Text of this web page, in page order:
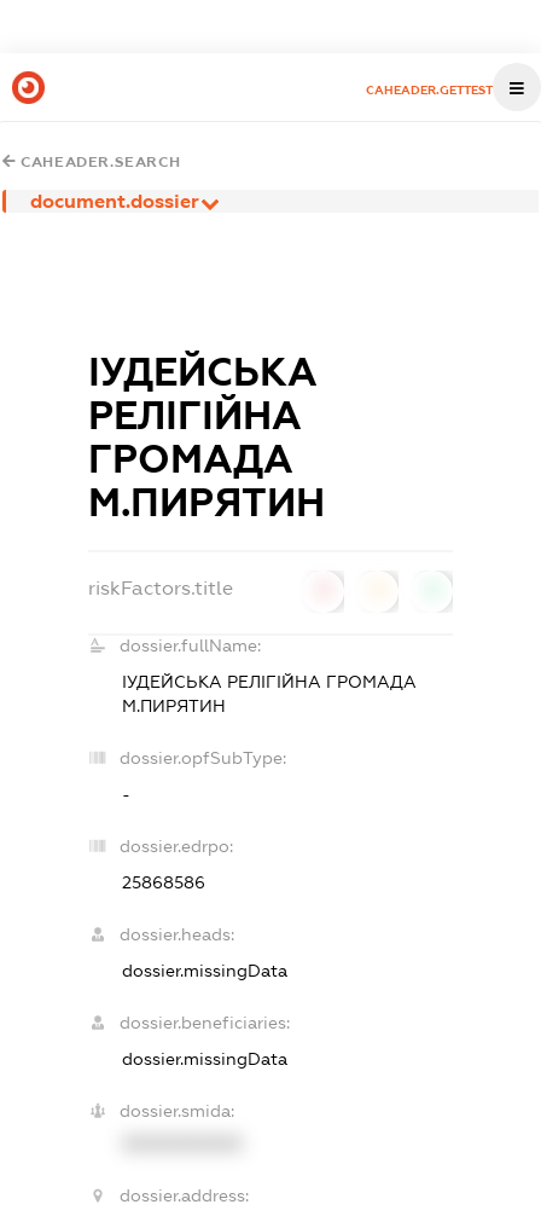
CAHEADER.GETTEST
CAHEADER.SEARCH
document.dossier
ІУДЕЙСЬКА
РЕЛІГІЙНА
ГРОМАДА
М.ПИРЯТИН
riskFactors.title
dossier.fullName:
ІУДЕЙСЬКА РЕЛІГІЙНА ГРОМАДА
М.ПИРЯТИН
dossier.opfSubType:
-
dossier.edrpo:
25868586
dossier.heads:
dossier.missingData
dossier.beneficiaries:
dossier.missingData
dossier.smida:
dossier.address: